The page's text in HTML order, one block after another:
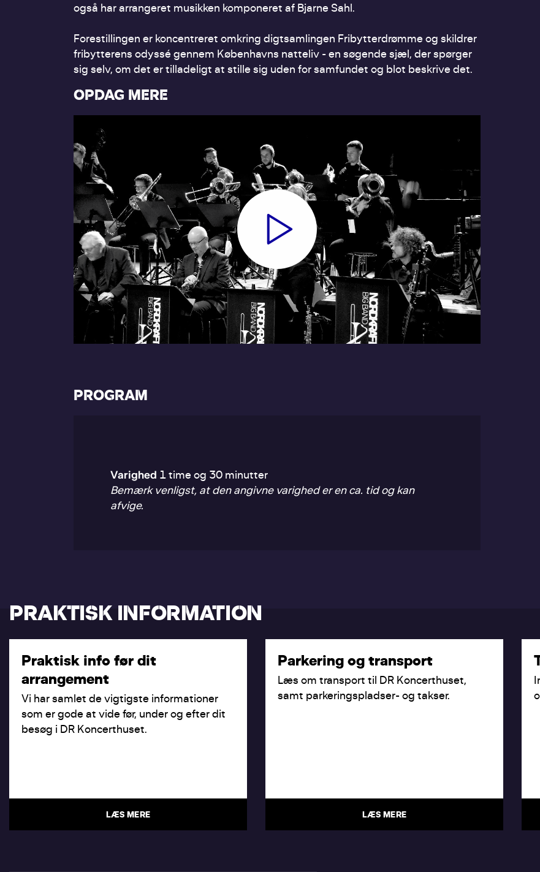
også har arrangeret musikken komponeret af Bjarne Sahl.
Forestillingen er koncentreret omkring digtsamlingen Fribytterdrømme og skildrer
fribytterens odyssé gennem Københavns natteliv - en søgende sjæl, der spørger
sig selv, om det er tilladeligt at stille sig uden for samfundet og blot beskrive det.
OPDAG MERE
PROGRAM
Varighed 1 time og 30 minutter
Bemærk venligst, at den angivne varighed er en ca. tid og kan
afvige.
PRAKTISK INFORMATION
Praktisk info før dit
arrangement
Vi har samlet de vigtigste informationer
som er gode at vide før, under og efter dit
besøg i DR Koncerthuset.
LÆS MERE
Parkering og transport
Læs om transport til DR Koncerthuset,
samt parkeringspladser- og takser.
LÆS MERE